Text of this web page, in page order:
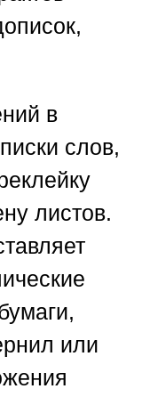
в
слов,
листов.
или